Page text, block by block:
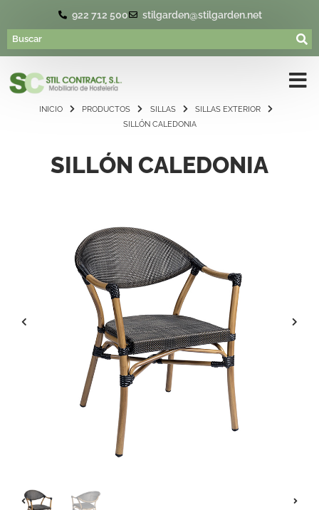
922 712 500 stilgarden@stilgarden.net
INICIO PRODUCTOS SILLAS
SILLAS EXTERIOR
SILLÓN CALEDONIA
SILLÓN CALEDONIA